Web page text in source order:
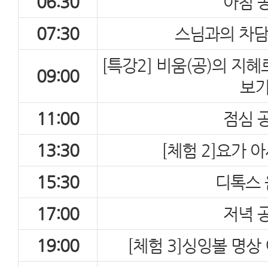
07:30
스님과의 차
09:00
[특강2] 비움(공)의 지
보
11:00
점심
13:30
[체험 2]요가
15:30
디톡스
17:00
저녁
19:00
[체험 3]싱잉볼 명